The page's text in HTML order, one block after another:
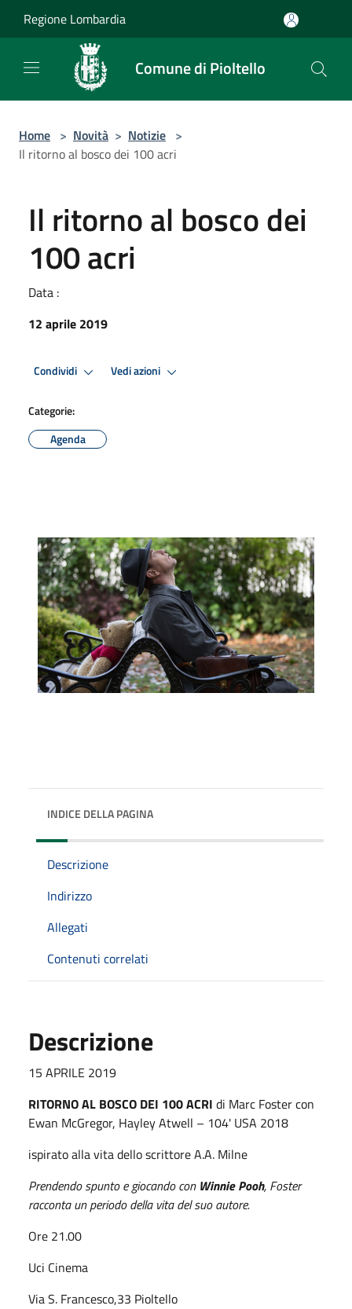
Regione Lombardia
Comune di Pioltello
Home > Novità > Notizie >
Il ritorno al bosco dei 100 acri
Il ritorno al bosco dei
100 acri
Data :
12 aprile 2019
Condividi Vedi azioni
Categorie:
Agenda
INDICE DELLA PAGINA
Descrizione
Indirizzo
Allegati
Contenuti correlati
Descrizione
15 APRILE 2019
RITORNO AL BOSCO DEI 100 ACRI di Marc Foster con
Ewan McGregor, Hayley Atwell – 104' USA 2018
ispirato alla vita dello scrittore A.A. Milne
Prendendo spunto e giocando con Winnie Pooh, Foster
racconta un periodo della vita del suo autore.
Ore 21.00
Uci Cinema
Via S. Francesco,33 Pioltello